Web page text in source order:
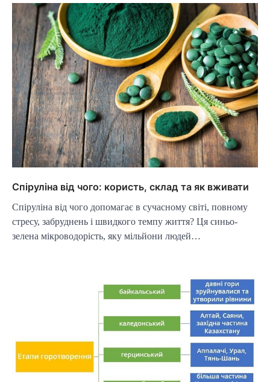
Спіруліна від чого: користь, склад та як вживати
Спіруліна від чого допомагає в сучасному світі, повному
стресу, забруднень і швидкого темпу життя? Ця синьо-
зелена мікроводорість, яку мільйони людей…